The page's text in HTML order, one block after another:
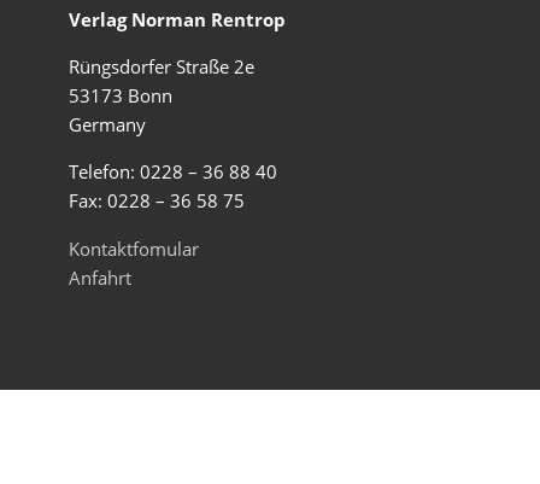
Verlag Norman Rentrop
Rüngsdorfer Straße 2e
53173 Bonn
Germany
Telefon: 0228 – 36 88 40
Fax: 0228 – 36 58 75
Kontaktfomular
Anfahrt